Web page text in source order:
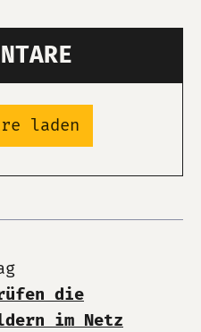
laden
die
im Netz